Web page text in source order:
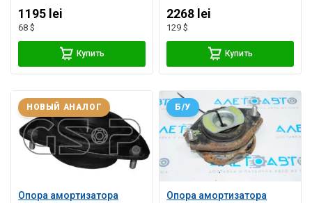
1195 lei
68 $
Купить
2268 lei
129 $
Купить
Опора амортизатора
НОВЫЙ АНАЛОГ
Опора амортизатора
Б/У